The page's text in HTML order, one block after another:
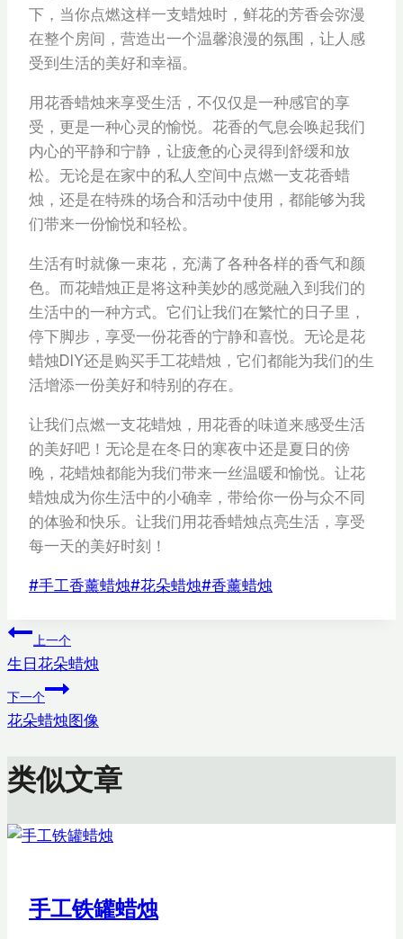
下，当你点燃这样一支蜡烛时，鲜花的芳香会弥漫
在整个房间，营造出一个温馨浪漫的氛围，让人感
受到生活的美好和幸福。
用花香蜡烛来享受生活，不仅仅是一种感官的享
受，更是一种心灵的愉悦。花香的气息会唤起我们
内心的平静和宁静，让疲惫的心灵得到舒缓和放
松。无论是在家中的私人空间中点燃一支花香蜡
烛，还是在特殊的场合和活动中使用，都能够为我
们带来一份愉悦和轻松。
生活有时就像一束花，充满了各种各样的香气和颜
色。而花蜡烛正是将这种美妙的感觉融入到我们的
生活中的一种方式。它们让我们在繁忙的日子里，
停下脚步，享受一份花香的宁静和喜悦。无论是花
蜡烛DIY还是购买手工花蜡烛，它们都能为我们的生
活增添一份美好和特别的存在。
让我们点燃一支花蜡烛，用花香的味道来感受生活
的美好吧！无论是在冬日的寒夜中还是夏日的傍
晚，花蜡烛都能为我们带来一丝温暖和愉悦。让花
蜡烛成为你生活中的小确幸，带给你一份与众不同
的体验和快乐。让我们用花香蜡烛点亮生活，享受
每一天的美好时刻！
文
标
签：
#手工香薰蜡烛#花朵蜡烛#香薰蜡烛
文
章
导
航
上一个
生日花朵蜡烛
下一个
花朵蜡烛图像
类似文章
手工铁罐蜡烛